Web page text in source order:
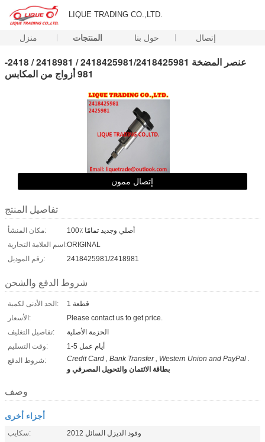
LIQUE TRADING CO.,LTD.
منزل المنتجات حول بنا إتصال
عنصر المضخة 2418425981/2418425981 / 2418981 / 2418-
981 أزواج من المكابس
إتصال ممون
تفاصيل المنتج
مكان المنشأ:
100٪ أصلي وجديد تمامًا
اسم العلامة التجارية:ORIGINAL
رقم الموديل:
2418425981/2418981
شروط الدفع والشحن
الحد الأدنى لكمية:
1 قطعة
الأسعار:
Please contact us to get price.
تفاصيل التغليف:
الحزمة الأصلية
وقت التسليم:
1-5 أيام عمل
شروط الدفع:
Credit Card , Bank Transfer , Western Union and PayPal .
بطاقة الائتمان والتحويل المصرفي و
وصف
أجزاء أخرى
سكايب:
وقود الديزل السائل 2012